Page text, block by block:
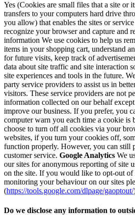
Yes (Cookies are small files that a site or
transfers to your computers hard drive
you allow) that enables the sites or
recognize your browser and capture and
information We use cookies to help us
items in your shopping cart, understand
for future visits, keep track of
data about site traffic and site interaction
site experiences and tools in the future.
party service providers to assist us in
visitors. These service providers are not
information collected on our behalf
improve our business. If you prefer, you
computer warn you each time a cookie is
choose to turn off all cookies via your
websites, if you turn your cookies off,
function properly. However, you can still
customer service. Google Analytics We
our sites for anonymous reporting of site
on the site. If you would like to opt-out
monitoring your behaviour on our sites
(https://tools.google.com/dlpage/gaoptout/
Do we disclose any information to